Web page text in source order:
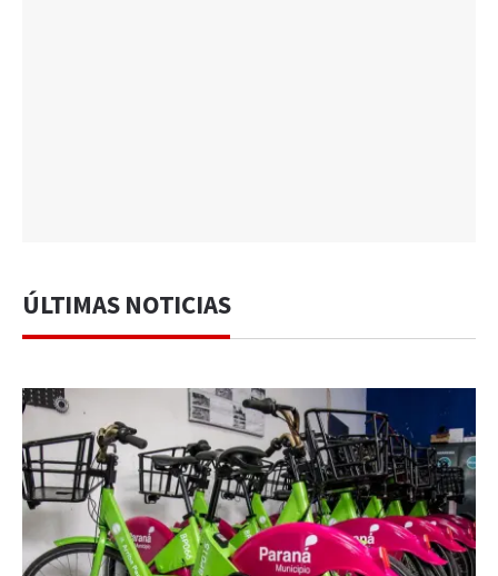
ÚLTIMAS NOTICIAS